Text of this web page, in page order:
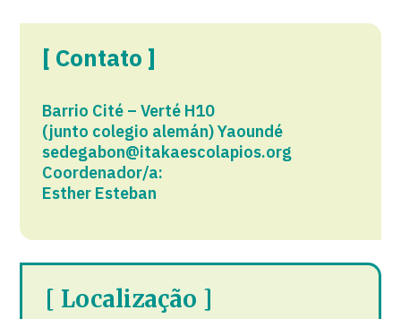
[ Contato ]
Barrio Cité – Verté H10
(junto colegio alemán) Yaoundé​​
sedegabon@itakaescolapios.org
Coordenador/a:
Esther Esteban
[ Localização ]